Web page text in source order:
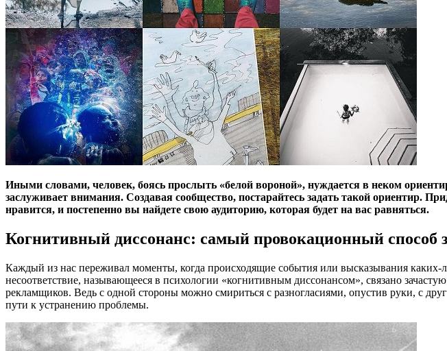
Иными словами, человек, боясь прослыть «белой вороной», нуждается в неком
заслуживает внимания. Создавая сообщество, постарайтесь задать такой ориентир.
нравится, и постепенно вы найдете свою аудиторию, которая будет на вас равняться.
Когнитивный диссонанс: самый провокационный способ
Каждый из нас переживал моменты, когда происходящие события или высказывания
несоответствие, называющееся в психологии «когнитивным диссонансом», связано
рекламщиков. Ведь с одной стороны можно смириться с разногласиями, опустив руки, с
пути к устранению проблемы.